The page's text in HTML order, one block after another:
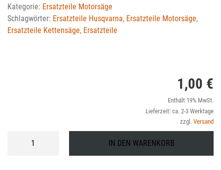
Kategorie: Ersatzteile Motorsäge
Schlagwörter: Ersatzteile Husqvarna, Ersatzteile Motorsäge,
Ersatzteile Kettensäge, Ersatzteile
1,00 €
Enthält 19% MwSt.
Lieferzeit: ca. 2-3 Werktage
zzgl. Versand
IN DEN WARENKORB